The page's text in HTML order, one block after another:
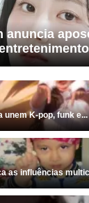
anuncia
unem K-pop, funk e...
as influências